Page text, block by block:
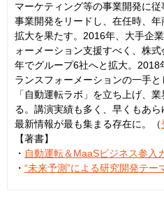
マーケティング等の事業開発に
事業開発をリードし、在任時、
拡大を果たす。2016年、大手企
ォーメーション支援すべく、株
年でグループ6社へと拡大。2018
ランスフォーメーションの一手
「自動運転ラボ」を立ち上げ、
る。講演実績も多く、早くもあ
最新情報が最も集まる存在に。（
【著書】
・ 自動運転＆MaaSビジネス参入
・ “未来予測”による研究開発テー